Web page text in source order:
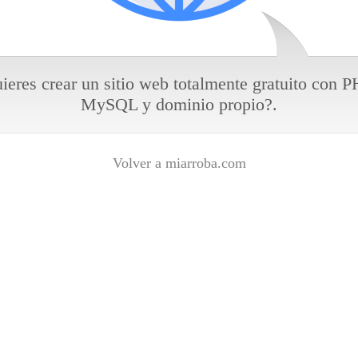
crear un sitio web totalmente gratuito con
MySQL y dominio propio?.
Volver a miarroba.com